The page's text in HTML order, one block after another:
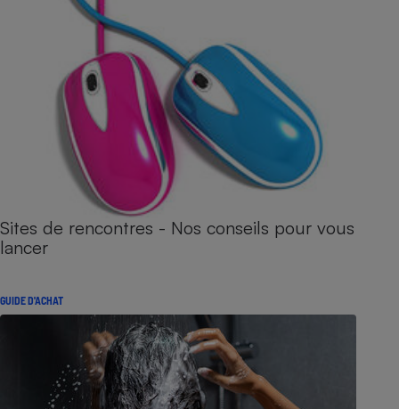
Sites de rencontres - Nos conseils pour vous
lancer
GUIDE D'ACHAT